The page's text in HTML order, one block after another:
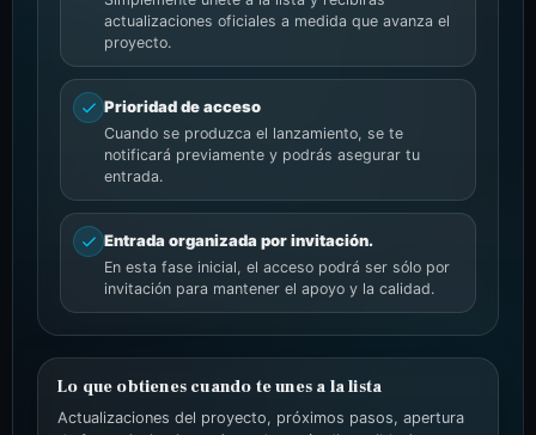
actualizaciones oficiales a medida que avanza el
proyecto.
Prioridad de acceso
Cuando se produzca el lanzamiento, se te
notificará previamente y podrás asegurar tu
entrada.
Entrada organizada por invitación.
En esta fase inicial, el acceso podrá ser sólo por
invitación para mantener el apoyo y la calidad.
Lo que obtienes cuando te unes a la lista
Actualizaciones del proyecto, próximos pasos, apertura